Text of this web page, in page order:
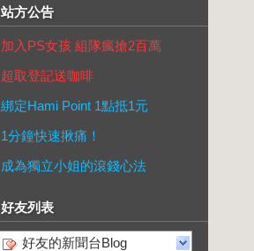
站方公告
加入PS女孩 組隊瘋搶2百萬
超取登記送咖啡
綁定Hami Point 1點抵1元
1分鐘快速揪痛！
成為獨立小姐的滾錢心法
好友列表
好友的新聞台Blog